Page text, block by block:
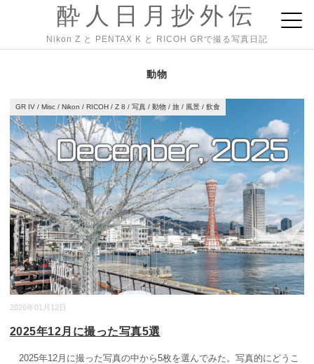
酔人日月抄外伝
Nikon Z と PENTAX K と RICOH GRで撮る写真日記
動物
2026年01月12日
GR IV / Misc / Nikon / RICOH / Z 8 / 写真 / 動物 / 旅 / 風景 / 飲食
2025年12月に撮った写真5選
2025年12月に撮った写真の中から5枚を選んでみた。写真的にどうこ